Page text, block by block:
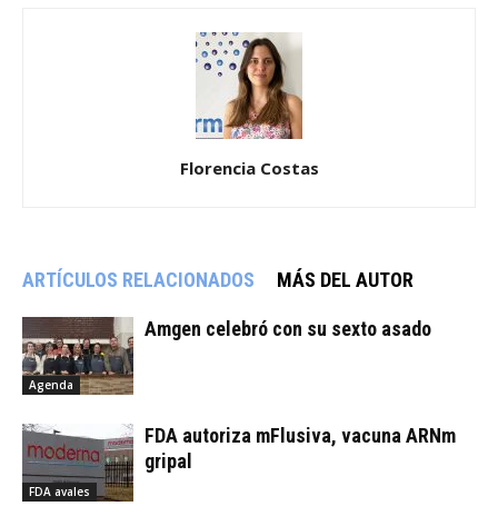
Florencia Costas
ARTÍCULOS RELACIONADOS MÁS DEL AUTOR
Agenda
Amgen celebró con su sexto asado
FDA avales
FDA autoriza mFlusiva, vacuna ARNm
gripal